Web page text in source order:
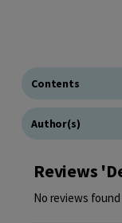
Contents
Author(s)
Reviews
No reviews